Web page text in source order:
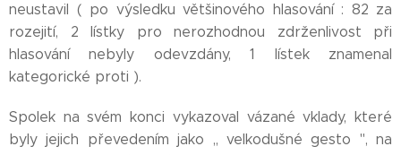
neustavil ( po výsledku většinového hlasování : 82 za
rozejití, 2 lístky pro nerozhodnou zdrženlivost při
hlasování nebyly odevzdány, 1 lístek znamenal
kategorické proti ).
Spolek na svém konci vykazoval vázané vklady, které
byly jejich převedením jako ,, velkodušné gesto '', na